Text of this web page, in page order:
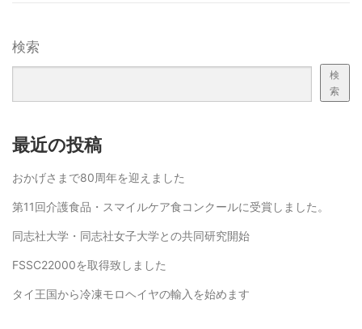
検索
検
索
最近の投稿
おかげさまで80周年を迎えました
第11回介護食品・スマイルケア食コンクールに受賞しました。
同志社大学・同志社女子大学との共同研究開始
FSSC22000を取得致しました
タイ王国から冷凍モロヘイヤの輸入を始めます